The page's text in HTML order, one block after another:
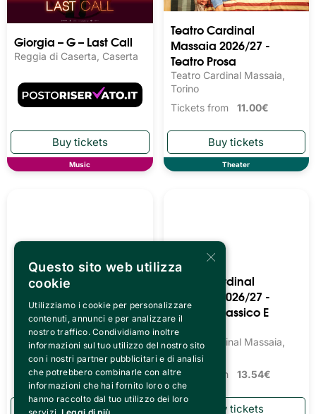
Giorgia – G – Last Call
Reggia di Caserta, Caserta
Music
Teatro Cardinal
Massaia 2026/27 -
Teatro Prosa
Teatro Cardinal Massaia,
Torino
Tickets from 11.00€
Theater
Teatro Cardinal
Teatro Prosa Dialettale
Teatro Cardinal Massaia,
Torino
Tickets from13.54€
Teatro Cardinal
Massaia 2026/27 -
Balletto Classico E
Moderno
Teatro Cardinal Massaia,
Torino
Tickets from 13.54€
×
Questo sito web utilizza
cookie
Utilizziamo i cookie per personalizzare
contenuti, annunci e per analizzare il
nostro traffico. Condividiamo inoltre
informazioni sul tuo utilizzo del nostro sito
con i nostri partner pubblicitari e di analisi
che potrebbero combinarle con altre
informazioni che hai fornito loro o che
hanno raccolto dal tuo utilizzo dei loro